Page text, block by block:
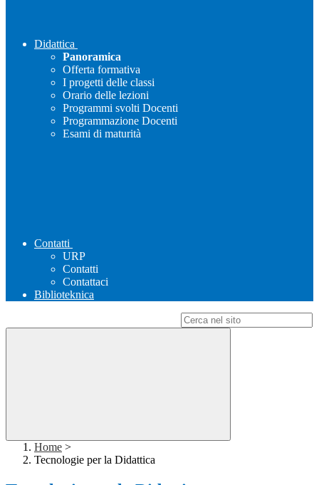
Didattica
Panoramica
Offerta formativa
I progetti delle classi
Orario delle lezioni
Programmi svolti Docenti
Programmazione Docenti
Esami di maturità
Contatti
URP
Contatti
Contattaci
Biblioteknica
Home >
Tecnologie per la Didattica